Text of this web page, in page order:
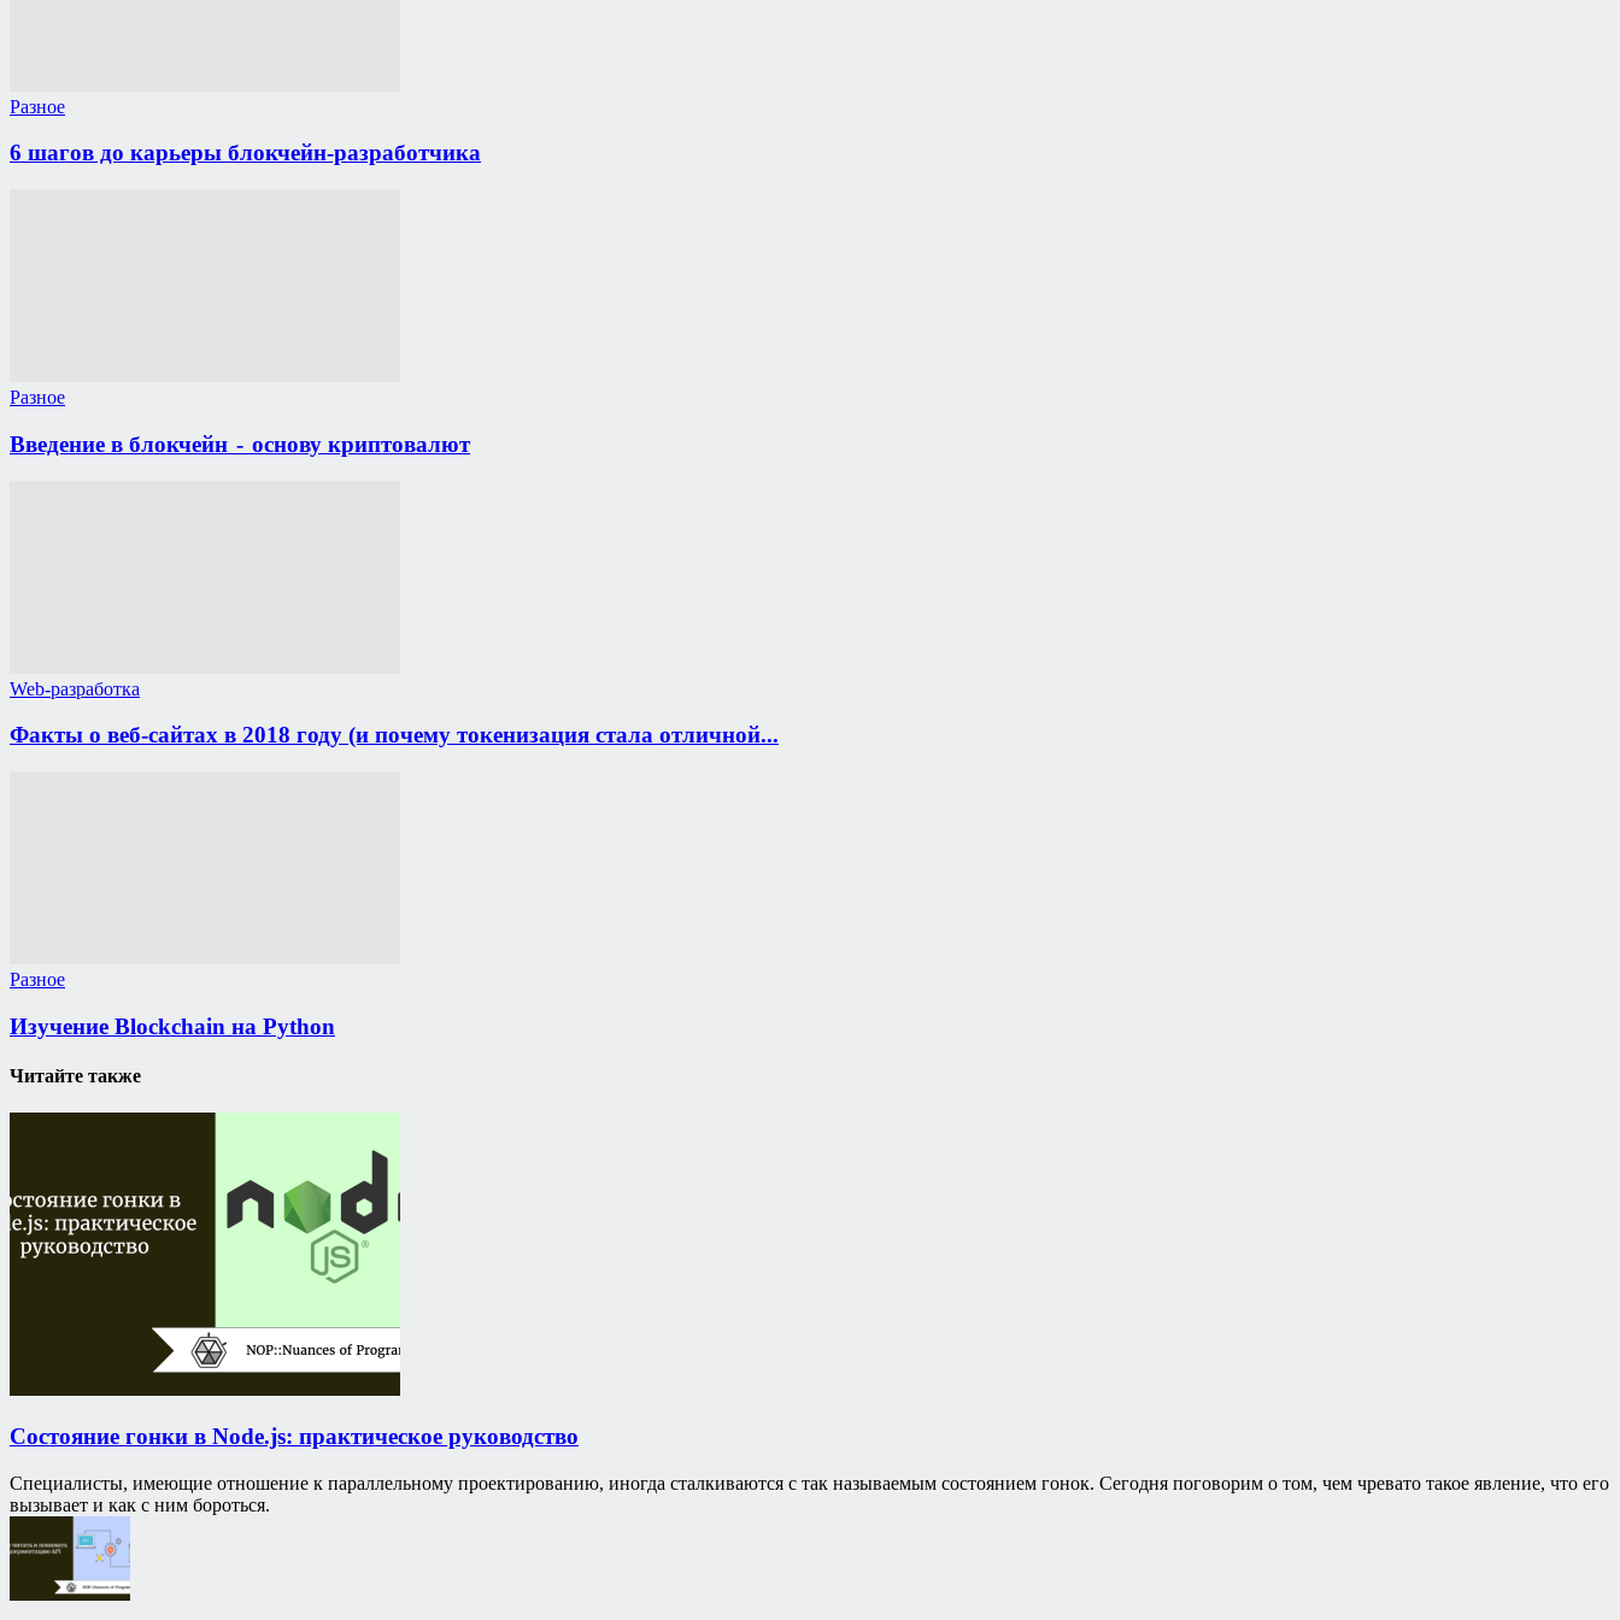
Разное
6 шагов до карьеры блокчейн-разработчика
Разное
Введение в блокчейн - основу криптовалют
Web-разработка
Факты о веб-сайтах в 2018 году (и почему токенизация стала отличной...
Разное
Изучение Blockchain на Python
Читайте также
Состояние гонки в Node.js: практическое руководство
Специалисты, имеющие отношение к параллельному проектированию, иногда сталкиваются с так называемым состоянием гонок. Сегодня поговорим о том, чем чревато такое явление, что его
вызывает и как с ним бороться.